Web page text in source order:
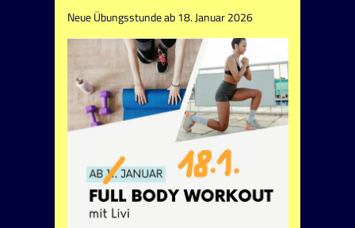
Neue Übungsstunde ab 18. Januar 2026